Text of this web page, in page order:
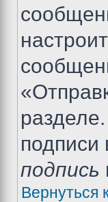
подпись
Вернуться